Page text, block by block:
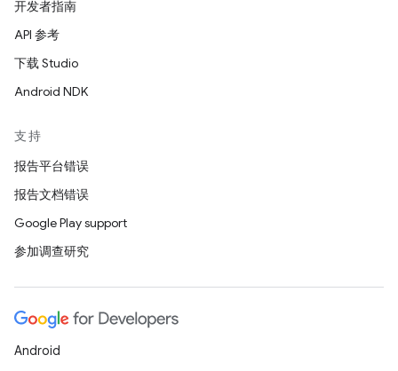
开发者指南
API 参考
下载 Studio
Android NDK
支持
报告平台错误
报告文档错误
Google Play support
参加调查研究
Android